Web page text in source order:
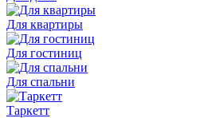
Для квартиры
Для гостиниц
Для спальни
Таркетт